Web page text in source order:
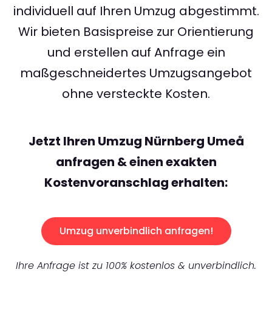
individuell auf Ihren Umzug abgestimmt.
Wir bieten Basispreise zur Orientierung
und erstellen auf Anfrage ein
maßgeschneidertes Umzugsangebot
ohne versteckte Kosten.
Jetzt Ihren Umzug Nürnberg Umeå
anfragen & einen exakten
Kostenvoranschlag erhalten:
Umzug unverbindlich anfragen!
Ihre Anfrage ist zu 100% kostenlos & unverbindlich.